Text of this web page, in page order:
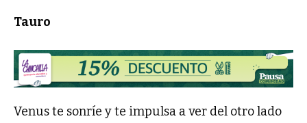
Tauro
Venus te sonríe y te impulsa a ver del otro lado